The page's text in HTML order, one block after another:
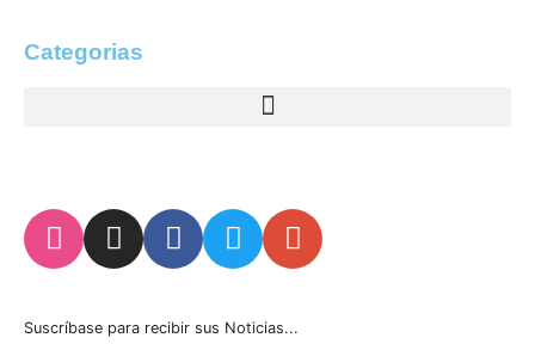
Categorias
Suscríbase para recibir sus Noticias...